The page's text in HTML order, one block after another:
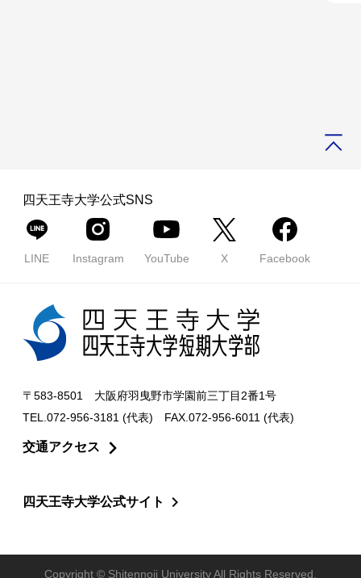
四天王寺大学公式SNS
LINE Instagram YouTube X Facebook
〒583-8501 大阪府羽曳野市学園前三丁目2番1号
TEL.072-956-3181 (代表) FAX.072-956-6011 (代表)
交通アクセス
四天王寺大学公式サイト
Copyright © Shitennoji University All Rights Reserved.